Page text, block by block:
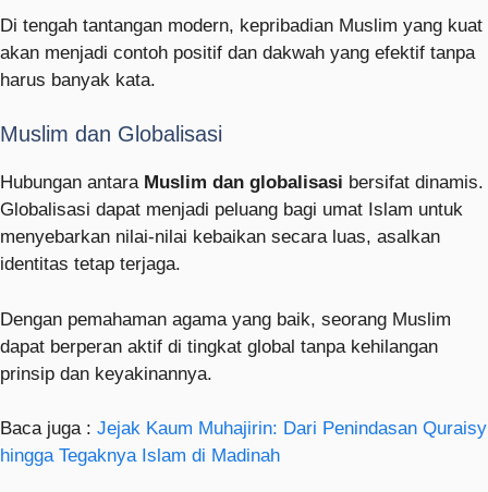
Di tengah tantangan modern, kepribadian Muslim yang kuat
akan menjadi contoh positif dan dakwah yang efektif tanpa
harus banyak kata.
Muslim dan Globalisasi
Hubungan antara Muslim dan globalisasi bersifat dinamis.
Globalisasi dapat menjadi peluang bagi umat Islam untuk
menyebarkan nilai-nilai kebaikan secara luas, asalkan
identitas tetap terjaga.
Dengan pemahaman agama yang baik, seorang Muslim
dapat berperan aktif di tingkat global tanpa kehilangan
prinsip dan keyakinannya.
Baca juga : Jejak Kaum Muhajirin: Dari Penindasan Quraisy
hingga Tegaknya Islam di Madinah